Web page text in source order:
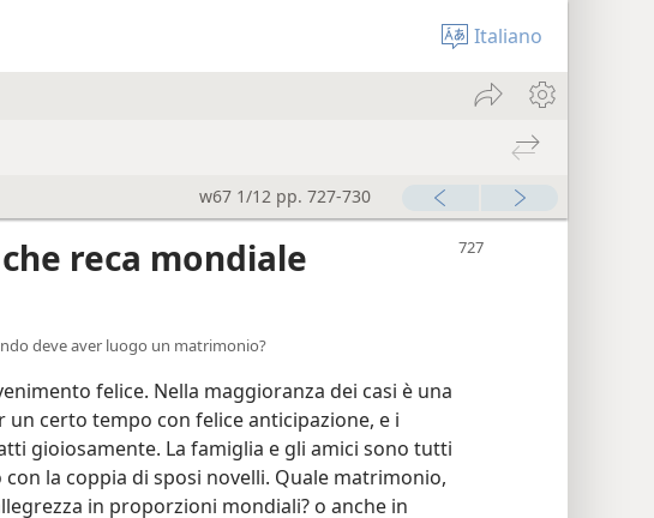
Italiano
w67 1/12 pp. 727-730
reca mondiale
deve aver luogo un matrimonio?
felice. Nella maggioranza dei casi è una
un certo tempo con felice anticipazione, e i
gioiosamente. La famiglia e gli amici sono tutti
la coppia di sposi novelli. Quale matrimonio,
in proporzioni mondiali? o anche in